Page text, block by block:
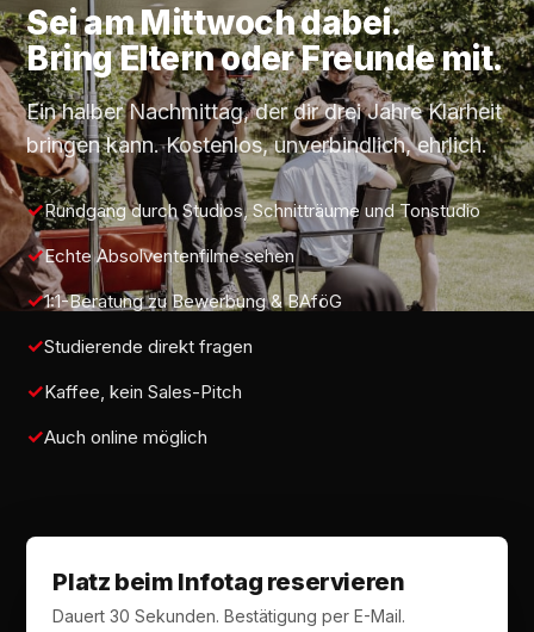
Sei amMittwochdabei.
Bring Eltern oder Freunde mit.
Ein halber Nachmittag, der dir drei Jahre Klarheit
bringen kann. Kostenlos, unverbindlich, ehrlich.
Rundgang durch Studios, Schnitträume und Tonstudio
Echte Absolventenfilme sehen
1:1-Beratung zu Bewerbung & BAföG
Studierende direkt fragen
Kaffee, kein Sales-Pitch
Auch online möglich
Platz beim Infotag reservieren
Dauert 30 Sekunden. Bestätigung per E-Mail.